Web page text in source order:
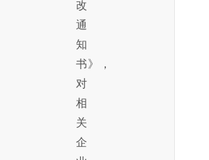
改
通
知
书》，
对
相
关
企